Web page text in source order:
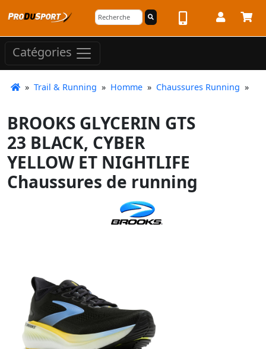
Catégories
» Trail & Running » Homme » Chaussures Running »
BROOKS GLYCERIN GTS
23 BLACK, CYBER
YELLOW ET NIGHTLIFE
Chaussures de running